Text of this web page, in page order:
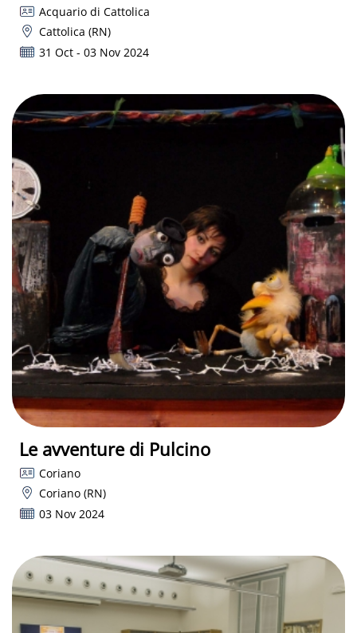
Acquario di Cattolica
Cattolica (RN)
31 Oct - 03 Nov 2024
Le avventure di Pulcino
Coriano
Coriano (RN)
03 Nov 2024